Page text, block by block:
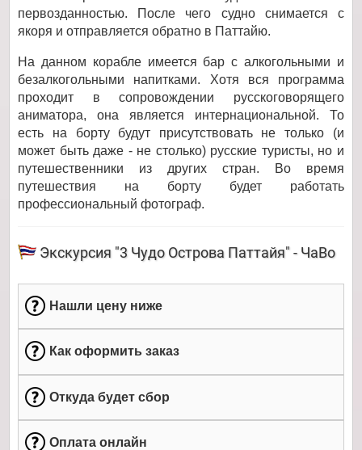
первозданностью. После чего судно снимается с
якоря и отправляется обратно в Паттайю.
На данном корабле имеется бар с алкогольными и
безалкогольными напитками. Хотя вся программа
проходит в сопровождении русскоговорящего
аниматора, она является интернациональной. То
есть на борту будут присутствовать не только (и
может быть даже - не столько) русские туристы, но и
путешественники из других стран. Во время
путешествия на борту будет работать
профессиональный фотограф.
Экскурсия "3 Чудо Острова Паттайя" - ЧаВо
Нашли цену ниже
Как оформить заказ
Откуда будет сбор
Оплата онлайн